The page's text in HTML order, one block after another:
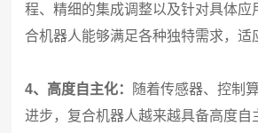
程、精细的集成调整以及针对具体应
合机器人能够满足各种独特需求，适
4、高度自主化：
随着传感器、控制
进步，复合机器人越来越具备高度自